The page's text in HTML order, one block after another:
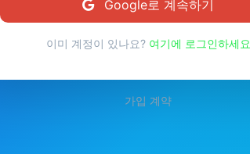
Google로 계속하기
이미 계정이 있나요? 여기에 로그인하세요
가입 계약